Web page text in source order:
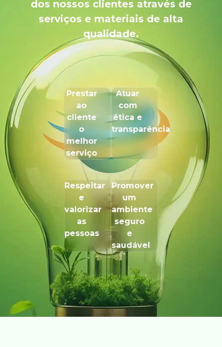
dos nossos clientes através de
serviços e materiais de alta
qualidade.
Prestar
ao
cliente
o
melhor
serviço
Atuar
com
ética e
transparência
Respeitar
e
valorizar
as
pessoas
Promover
um
ambiente
seguro
e
saudável